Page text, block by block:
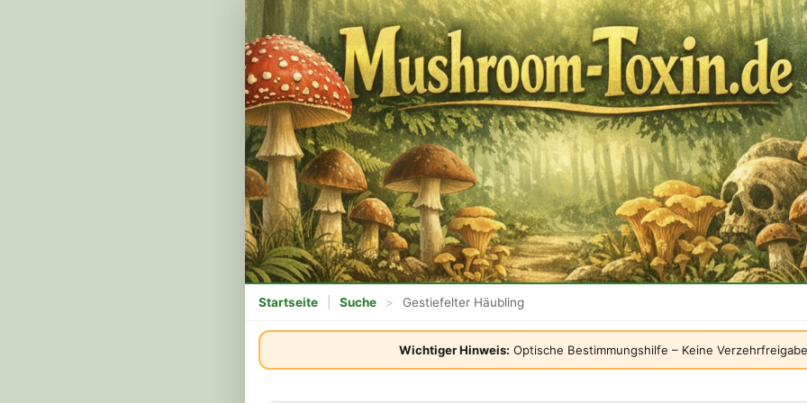
Startseite Suche > Gestiefelter Häubling
Wichtiger Hinweis: Optische Bestimmungshilfe – Keine